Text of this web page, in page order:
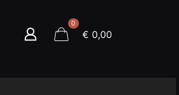
0
€ 0,00